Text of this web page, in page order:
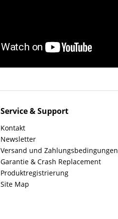
Service & Support
Kontakt
Newsletter
Versand und Zahlungsbedingungen
Garantie & Crash Replacement
Produktregistrierung
Site Map